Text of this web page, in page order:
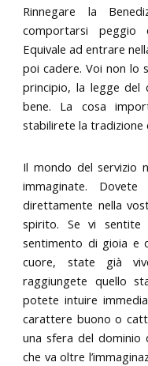
Rinnegare la
comportarsi peggio
Equivale ad entrare
poi cadere. Voi non lo
principio, la legge del
bene. La cosa
stabilirete la tradizione
Il mondo del servizio
immaginate.
direttamente nella
spirito. Se vi sentite
sentimento di gioia e
cuore, state già
raggiungete quello
potete intuire
carattere buono o
una sfera del dominio
che va oltre